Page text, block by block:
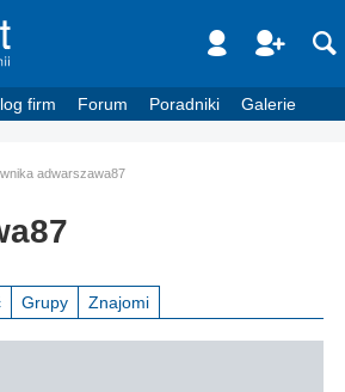
firm Forum Poradniki Galerie
adwarszawa87
Grupy Znajomi